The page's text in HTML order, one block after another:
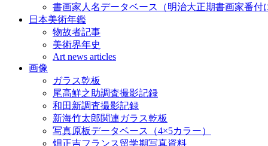
書画家人名データベース（明治大正期書画家番付
日本美術年鑑
物故者記事
美術界年史
Art news articles
画像
ガラス乾板
尾高鮮之助調査撮影記録
和田新調査撮影記録
新海竹太郎関連ガラス乾板
写真原板データベース（4×5カラー）
畑正吉フランス留学期写真資料